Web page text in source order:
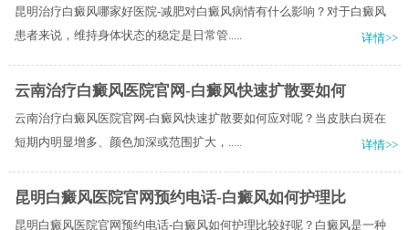
昆明治疗白癜风哪家好医院-减肥对白癜风病情有什么影响？对于白癜风
患者来说，维持身体状态的稳定是日常管.....
详情>>
云南治疗白癜风医院官网-白癜风快速扩散要如何
云南治疗白癜风医院官网-白癜风快速扩散要如何应对呢？当皮肤白斑在
短期内明显增多、颜色加深或范围扩大，.....
详情>>
昆明白癜风医院官网预约电话-白癜风如何护理比
昆明白癜风医院官网预约电话-白癜风如何护理比较好呢？白癜风是一种